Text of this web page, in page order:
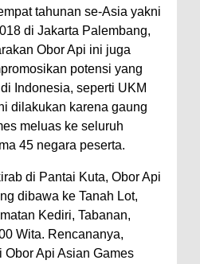
tahunan se-Asia yakni
di Jakarta Palembang,
Obor Api ini juga
potensi yang
Indonesia, seperti UKM
dilakukan karena gaung
meluas ke seluruh
45 negara peserta.
di Pantai Kuta, Obor Api
dibawa ke Tanah Lot,
Kediri, Tabanan,
Wita. Rencananya,
Api Asian Games